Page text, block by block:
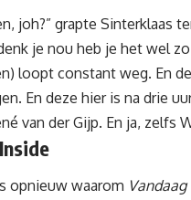
joh?” grapte Sinterklaas
je nou heb je het wel
loopt constant weg. En
En deze hier is na drie
van der Gijp. En ja, zelfs
opnieuw waarom Vandaag